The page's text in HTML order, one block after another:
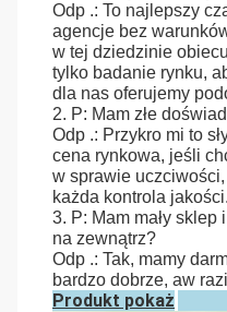
Odp .: To najlepszy
agencje bez
w tej dziedzinie
tylko badanie rynku,
dla nas oferujemy
2. P: Mam złe
Odp .: Przykro mi to
cena rynkowa, jeśli
w sprawie
każda kontrola jakości.
3. P: Mam mały
na zewnątrz?
Odp .: Tak, mamy
bardzo dobrze, aw
Produkt pokaż